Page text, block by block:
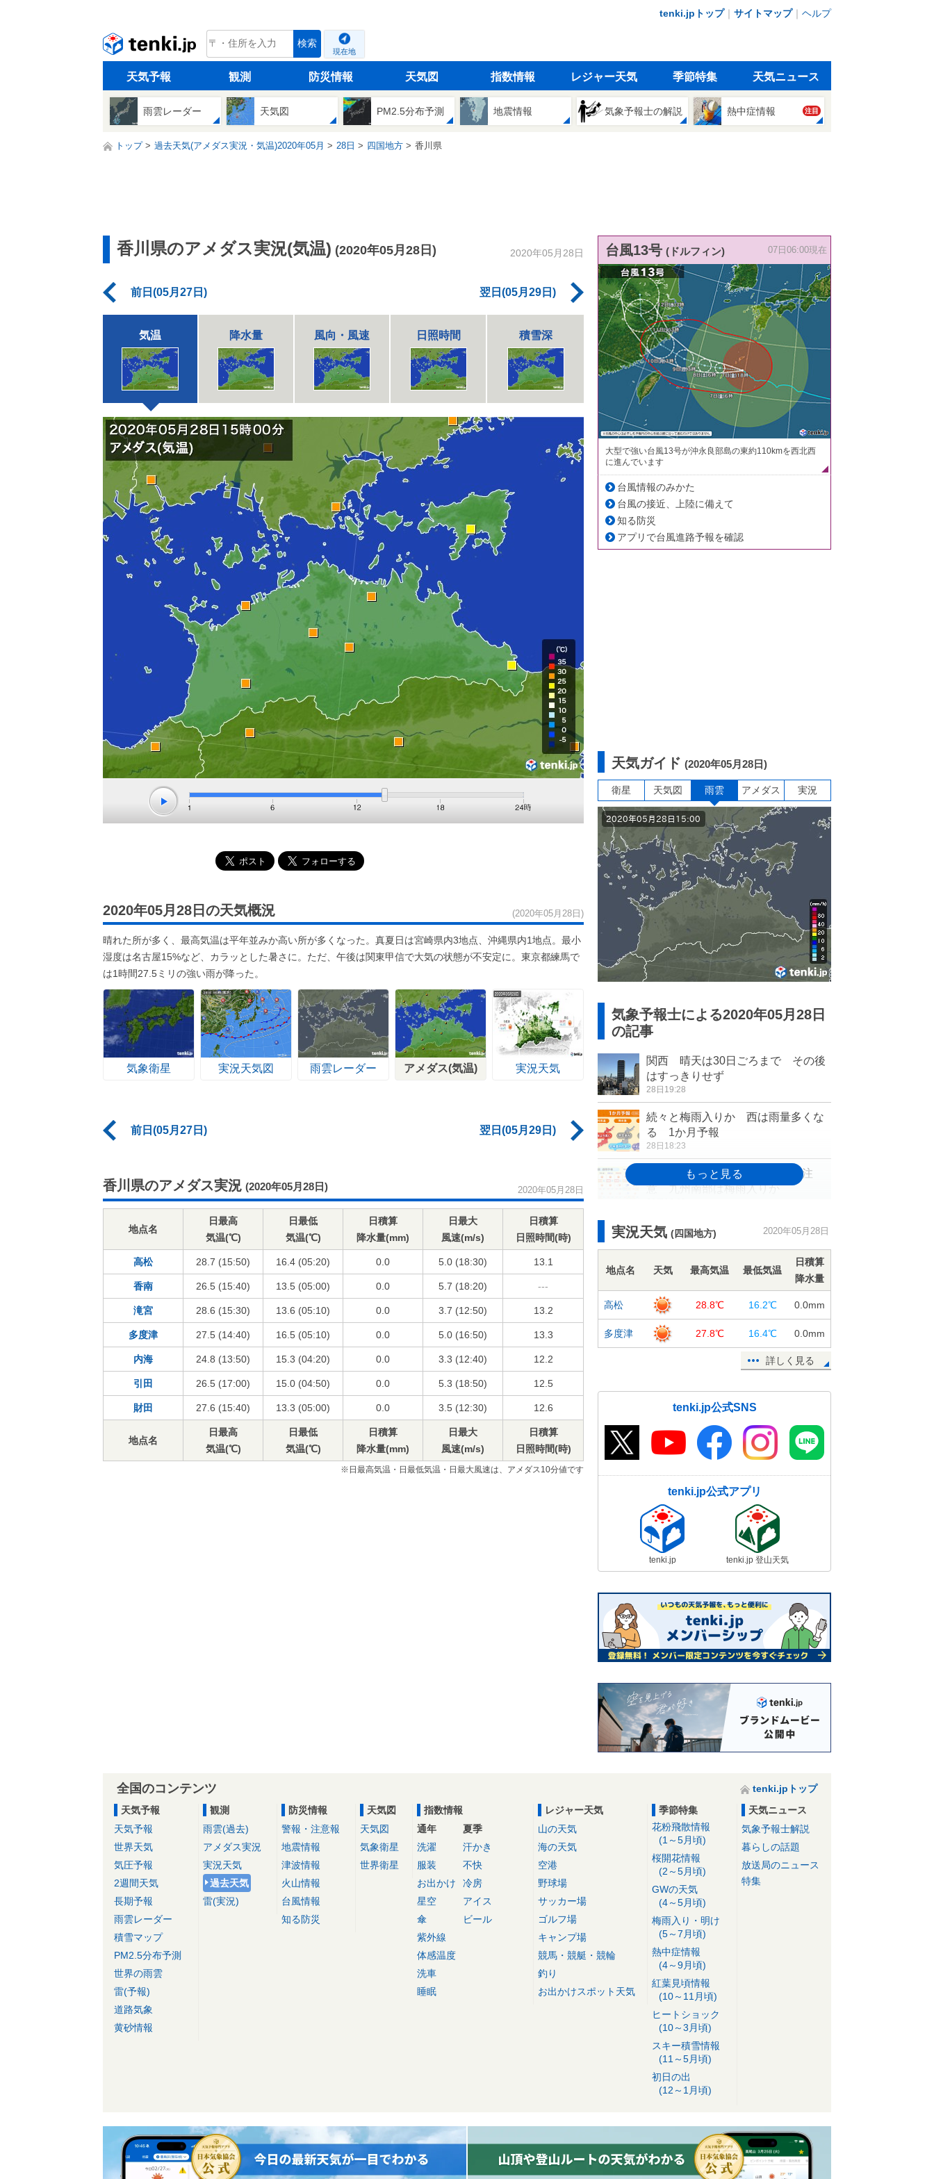
tenki.jpトップ｜ サイトマップ｜ ヘルプ
tenki.jp 検索
現在地
天気予報 観測 防災情報 天気図 指数情報 レジャー天気 季節特集 天気ニュース
雨雲レーダー 天気図 PM2.5分布予測 地震情報 気象予報士の解説 熱中症情報 注目
トップ 過去天気(アメダス実況・気温)2020年05月 28日 四国地方 香川県
香川県のアメダス実況(気温) (2020年05月28日) 2020年05月28日
前日(05月27日) 翌日(05月29日)
気温 降水量 風向・風速 日照時間 積雪深
2020年05月28日の天気概況 (2020年05月28日)
晴れた所が多く、最高気温は平年並みか高い所が多くなった。真夏日は宮崎県内3地点、沖縄県内1地点。最小
湿度は名古屋15%など、カラッとした暑さに。ただ、午後は関東甲信で大気の状態が不安定に。東京都練馬で
は1時間27.5ミリの強い雨が降った。
気象衛星 実況天気図 雨雲レーダー アメダス(気温) 実況天気
前日(05月27日) 翌日(05月29日)
香川県のアメダス実況 (2020年05月28日) 2020年05月28日
地点名
日最高
気温(℃)
日最低
気温(℃)
日積算
降水量(mm)
日最大
風速(m/s)
日積算
日照時間(時)
高松 28.7 (15:50) 16.4 (05:20) 0.0 5.0 (18:30) 13.1
香南 26.5 (15:40) 13.5 (05:00) 0.0 5.7 (18:20) ---
滝宮 28.6 (15:30) 13.6 (05:10) 0.0 3.7 (12:50) 13.2
多度津 27.5 (14:40) 16.5 (05:10) 0.0 5.0 (16:50) 13.3
内海 24.8 (13:50) 15.3 (04:20) 0.0 3.3 (12:40) 12.2
引田 26.5 (17:00) 15.0 (04:50) 0.0 5.3 (18:50) 12.5
財田 27.6 (15:40) 13.3 (05:00) 0.0 3.5 (12:30) 12.6
地点名
日最高
気温(℃)
日最低
気温(℃)
日積算
降水量(mm)
日最大
風速(m/s)
日積算
日照時間(時)
※日最高気温・日最低気温・日最大風速は、アメダス10分値です
台風13号 (ドルフィン) 07日06:00現在
大型で強い台風13号が沖永良部島の東約110kmを西北西
に進んでいます
台風情報のみかた
台風の接近、上陸に備えて
知る防災
アプリで台風進路予報を確認
天気ガイド (2020年05月28日)
衛星 天気図 雨雲 アメダス 実況
気象予報士による2020年05月28日
の記事
関西 晴天は30日ごろまで その後
はすっきりせず
28日19:28
続々と梅雨入りか 西は雨量多くな
る 1か月予報
28日18:23
週末の天気 関東は急な雷雨に注
意 九州南部は梅雨入りか
北海道の1か月 真夏の暑さがやって
四国地方 梅雨入り間近か!? 最新
の1か月予報
28日15:39
関東甲信 山沿いで雨雲や雷雲が発
ると本降りの雨も
空気カラリ 東京の最小湿度 13日
28日 お帰り時間の傘予報 今夜、
雨が降る所は?
28日10:07
28日 カラッとした暑さ30度予想
28日06:32
実況天気 (四国地方) 2020年05月28日
地点名 天気 最高気温 最低気温
日積算
降水量
高松 28.8℃ 16.2℃ 0.0mm
多度津 27.8℃ 16.4℃ 0.0mm
詳しく見る
tenki.jp公式SNS
tenki.jp公式アプリ
tenki.jp tenki.jp 登山天気
全国のコンテンツ
tenki.jpトップ
天気予報
天気予報
世界天気
気圧予報
2週間天気
長期予報
雨雲レーダー
積雪マップ
PM2.5分布予測
世界の雨雲
雷(予報)
道路気象
黄砂情報
観測
雨雲(過去)
アメダス実況
実況天気
過去天気
雷(実況)
防災情報
警報・注意報
地震情報
津波情報
火山情報
台風情報
知る防災
天気図
天気図
気象衛星
世界衛星
指数情報
通年
洗濯
服装
お出かけ
星空
傘
紫外線
体感温度
洗車
睡眠
夏季
汗かき
不快
冷房
アイス
ビール
レジャー天気
山の天気
海の天気
空港
野球場
サッカー場
ゴルフ場
キャンプ場
競馬・競艇・競輪
釣り
お出かけスポット天気
季節特集
花粉飛散情報
(1～5月頃)
桜開花情報
(2～5月頃)
GWの天気
(4～5月頃)
梅雨入り・明け
(5～7月頃)
熱中症情報
(4～9月頃)
紅葉見頃情報
(10～11月頃)
ヒートショック
(10～3月頃)
スキー積雪情報
(11～5月頃)
初日の出
(12～1月頃)
天気ニュース
気象予報士解説
暮らしの話題
放送局のニュース
特集